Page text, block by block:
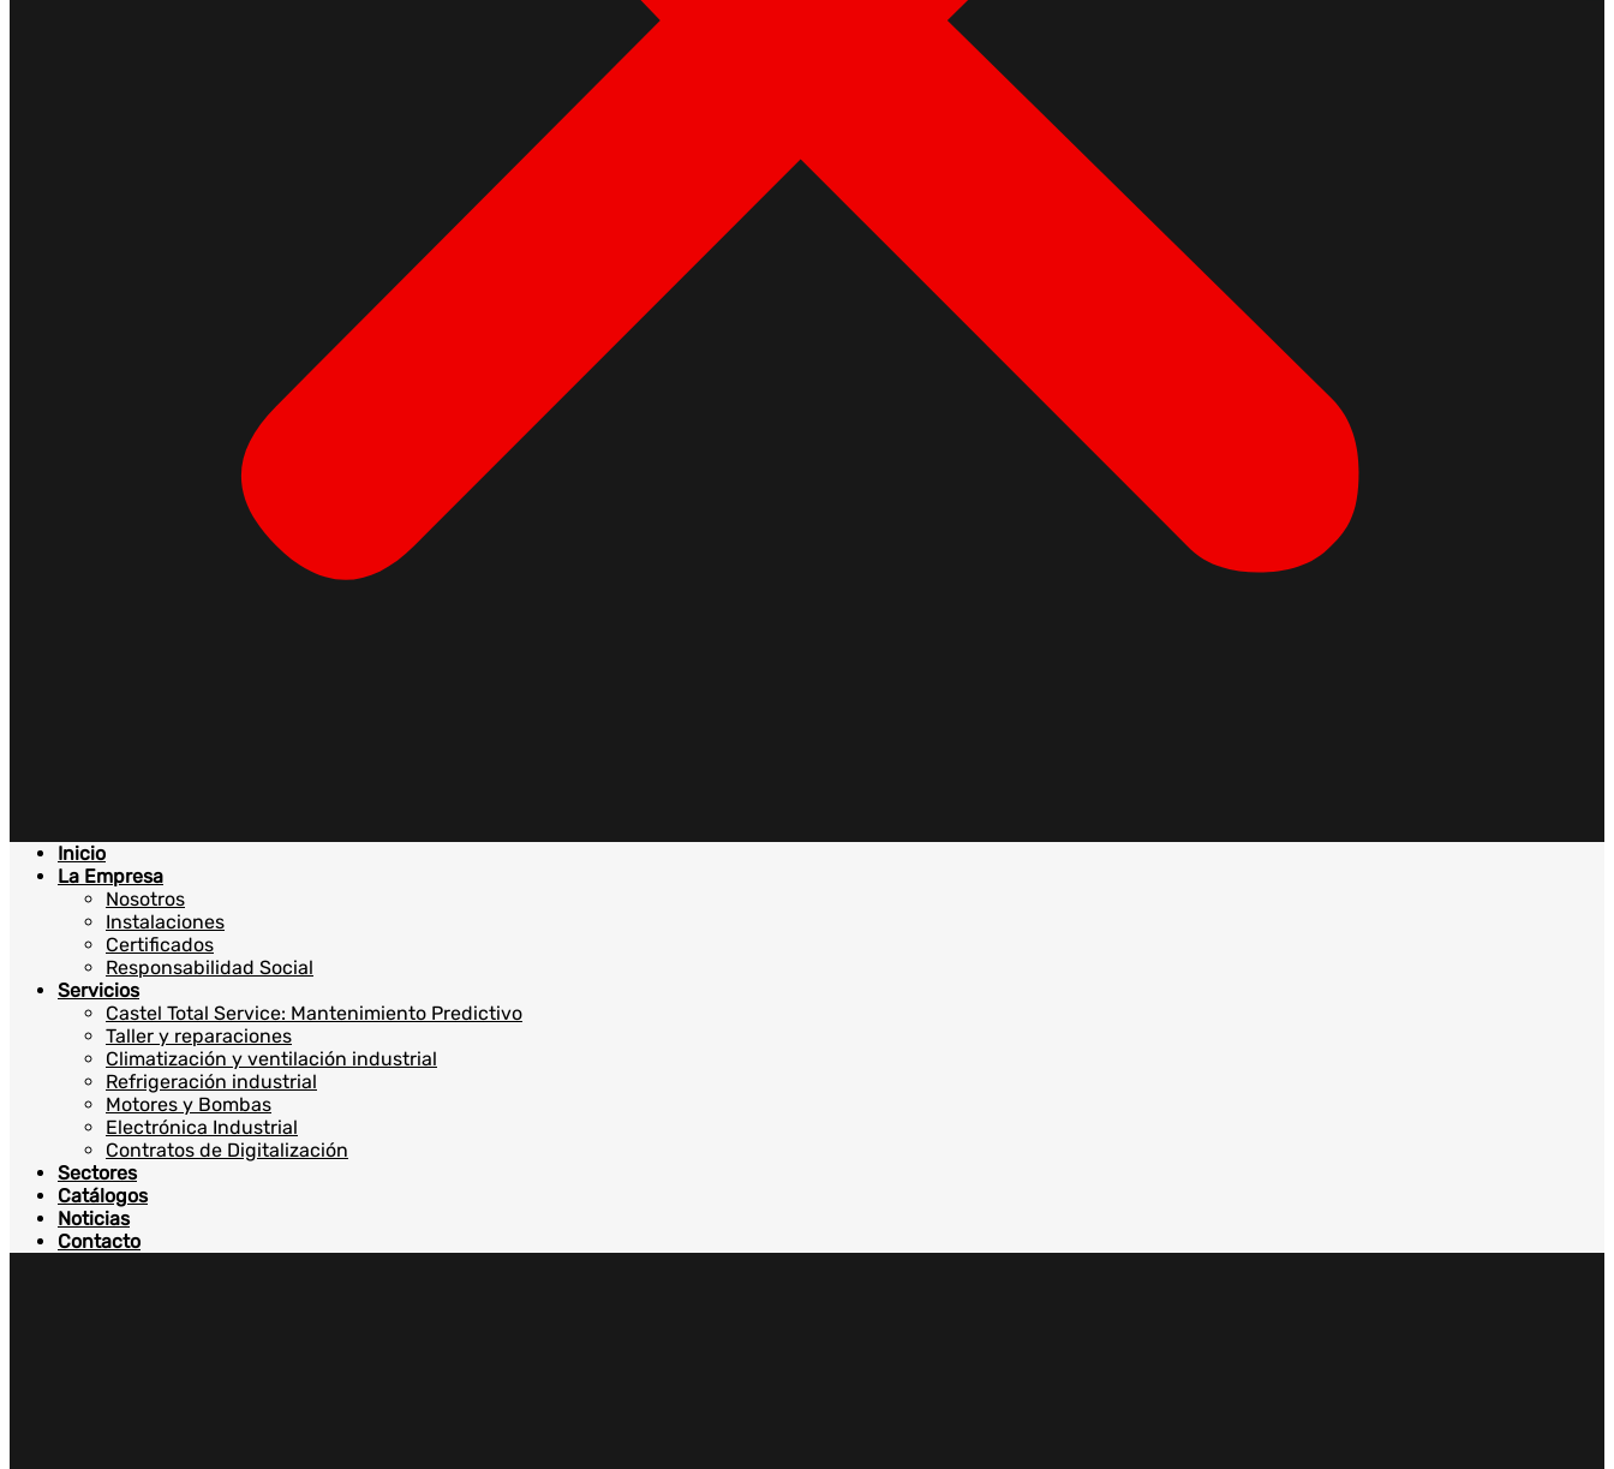
Inicio
La Empresa
Nosotros
Instalaciones
Certificados
Responsabilidad Social
Servicios
Castel Total Service: Mantenimiento Predictivo
Taller y reparaciones
Climatización y ventilación industrial
Refrigeración industrial
Motores y Bombas
Electrónica Industrial
Contratos de Digitalización
Sectores
Catálogos
Noticias
Contacto